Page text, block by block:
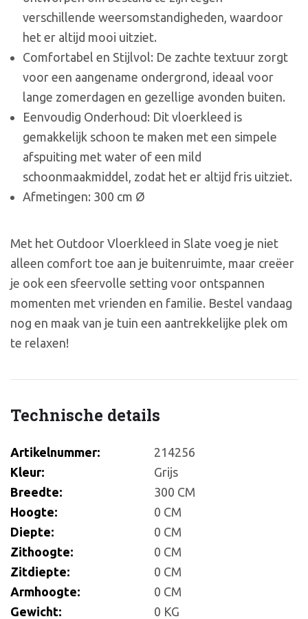
verschillende weersomstandigheden, waardoor
het er altijd mooi uitziet.
Comfortabel en Stijlvol: De zachte textuur zorgt
voor een aangename ondergrond, ideaal voor
lange zomerdagen en gezellige avonden buiten.
Eenvoudig Onderhoud: Dit vloerkleed is
gemakkelijk schoon te maken met een simpele
afspuiting met water of een mild
schoonmaakmiddel, zodat het er altijd fris uitziet.
Afmetingen: 300 cm Ø
Met het Outdoor Vloerkleed in Slate voeg je niet
alleen comfort toe aan je buitenruimte, maar creëer
je ook een sfeervolle setting voor ontspannen
momenten met vrienden en familie. Bestel vandaag
nog en maak van je tuin een aantrekkelijke plek om
te relaxen!
Technische details
Artikelnummer:
214256
Kleur:
Grijs
Breedte:
300 CM
Hoogte:
0 CM
Diepte:
0 CM
Zithoogte:
0 CM
Zitdiepte:
0 CM
Armhoogte:
0 CM
Gewicht:
0 KG